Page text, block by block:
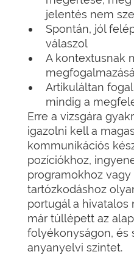
jelentés nem
Spontán, jól
válaszol
A kontextusnak
Artikuláltan
mindig a
Erre a vizsgára
igazolni kell a
kommunikációs
pozíciókhoz,
programokhoz vagy
tartózkodáshoz
portugál a hivatalos
már túllépett az
folyékonyságon, és
anyanyelvi szintet.